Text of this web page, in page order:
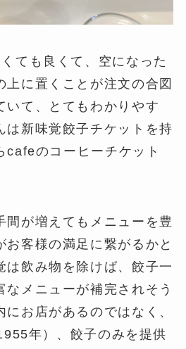
ても良くて、空になった
上に置くことが注文の合図
いて、とてもわかりやす
は新味覚餃子チケットを持
cafeのコーヒーチケット
間が増えてもメニューを豊
お客様の満足に繋がるかと
は飲み物を除けば、餃子一
なメニューが補完されそう
お店があるのではなく、
年）、餃子のみを提供